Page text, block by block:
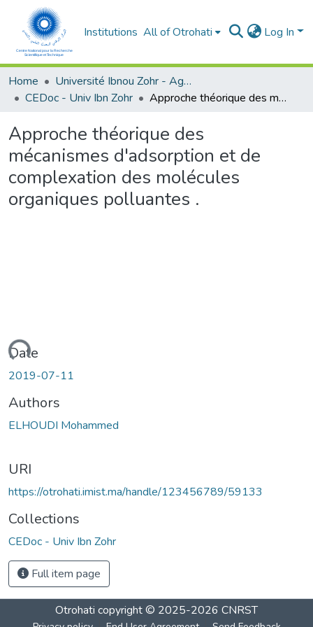
Institutions All of Otrohati Log In
Home
Université Ibnou Zohr - Agadir
CEDoc - Univ Ibn Zohr
Approche théorique des mécanismes d'adsorption et de complexation des molécules organiques polluantes .
Approche théorique des
mécanismes d'adsorption et de
complexation des molécules
organiques polluantes .
Loading...
Date
2019-07-11
Authors
ELHOUDI Mohammed
URI
https://otrohati.imist.ma/handle/123456789/59133
Collections
CEDoc - Univ Ibn Zohr
Full item page
Otrohati copyright © 2025-2026 CNRST